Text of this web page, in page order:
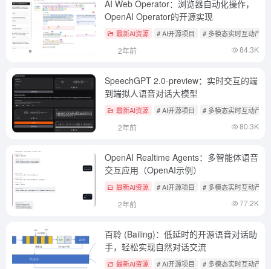
AI Web Operator：浏览器自动化操作，
OpenAI Operator的开源实现
最新AI资源 # AI开源项目 # 多模态实时互动产品
2年前 84.3K
SpeechGPT 2.0-preview：实时交互的端
到端拟人语音对话大模型
最新AI资源 # AI开源项目 # 多模态实时互动产品
2年前 80.3K
OpenAI Realtime Agents：多智能体语音
交互应用（OpenAI示例）
最新AI资源 # AI开源项目 # 多模态实时互动产品
2年前 77.2K
百聆 (Bailing)：低延时的开源语音对话助
手，轻松实现自然对话交流
最新AI资源 # AI开源项目 # 多模态实时互动产品